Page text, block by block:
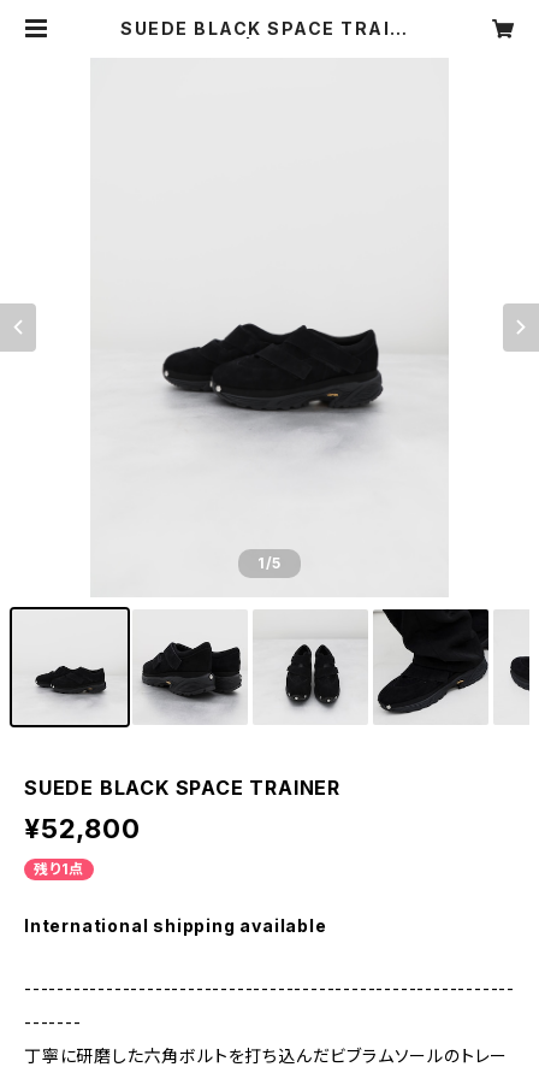
SUEDE BLACK SPACE TRAINE
1/5
SUEDE BLACK SPACE TRAINER
¥52,800
残り1点
International shipping available
------------------------------------------------------------
-------
丁寧に研磨した六角ボルトを打ち込んだビブラムソールのトレー